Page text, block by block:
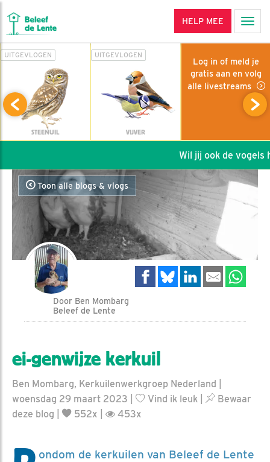
HELP MEE
UITGEVLOGEN
STEENUIL
UITGEVLOGEN
VIJVER
Log in of meld je
gratis aan en volg
alle livestreams
Wil jij ook de vogels
Toon alle blogs & vlogs
Door Ben Mombarg
Beleef de Lente
ei-genwijze kerkuil
Ben Mombarg, Kerkuilenwerkgroep Nederland |
woensdag 29 maart 2023 |
Vind ik leuk
Bewaar
deze blog
552x | 453x
ondom de kerkuilen van Beleef de Lente